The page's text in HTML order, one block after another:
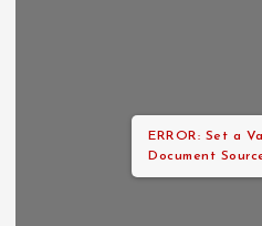
ERROR: Set a
Document